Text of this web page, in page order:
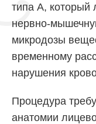
типа А, который
нервно-
микродозы
временному
нарушения
Процедура
анатомии